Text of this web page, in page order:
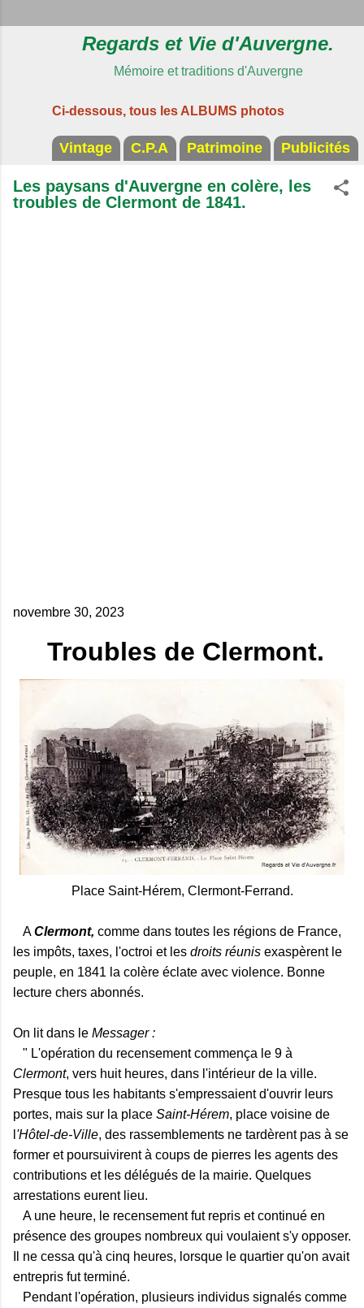
Regards et Vie d'Auvergne.
Mémoire et traditions d'Auvergne
Ci-dessous, tous les ALBUMS photos
Vintage C.P.A Patrimoine Publicités
Les paysans d'Auvergne en colère, les
troubles de Clermont de 1841.
novembre 30, 2023
Troubles de Clermont.
Place Saint-Hérem, Clermont-Ferrand.
AClermont, comme dans toutes les régions de France,
les impôts, taxes, l'octroi et les droits réunis exaspèrent le
peuple, en 1841 la colère éclate avec violence. Bonne
lecture chers abonnés.
On lit dans le Messager :
" L'opération du recensement commença le 9 à
Clermont, vers huit heures, dans l'intérieur de la ville.
Presque tous les habitants s'empressaient d'ouvrir leurs
portes, mais sur la place Saint-Hérem, place voisine de
'Hôtel-de-Ville, des rassemblements ne tardèrent pas à se
former et poursuivirent à coups de pierres les agents des
contributions et les délégués de la mairie. Quelques
arrestations eurent lieu.
A une heure, le recensement fut repris et continué en
présence des groupes nombreux qui voulaient s'y opposer.
Il ne cessa qu'à cinq heures, lorsque le quartier qu'on avait
entrepris fut terminé.
Pendant l'opération, plusieurs individus signalés comme